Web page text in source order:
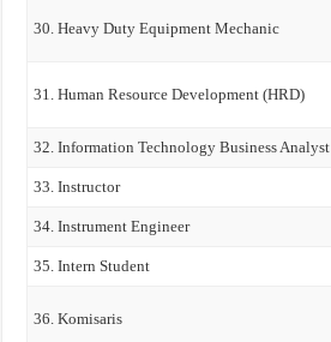
30. Heavy Duty Equipment Mechanic
31. Human Resource Development (HRD)
32. Information Technology Business Analyst
33. Instructor
34. Instrument Engineer
35. Intern Student
36. Komisaris